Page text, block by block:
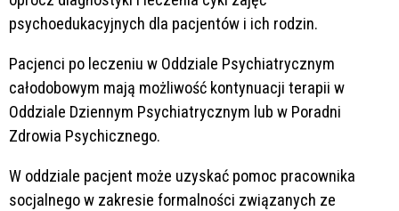
psychoedukacyjnych dla pacjentów i ich rodzin.
Pacjenci po leczeniu w Oddziale Psychiatrycznym
całodobowym mają możliwość kontynuacji terapii w
Oddziale Dziennym Psychiatrycznym lub w Poradni
Zdrowia Psychicznego.
W oddziale pacjent może uzyskać pomoc pracownika
socjalnego w zakresie formalności związanych ze